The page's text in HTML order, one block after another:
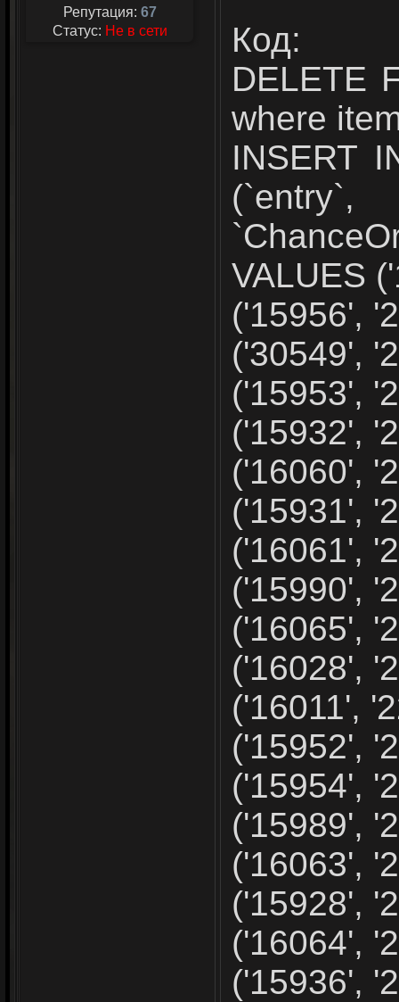
Репутация: 67
Статус: Не в сети
Код:
DELETE
where
INSERT
VALUES
('15956',
('30549',
('15953',
('15932',
('16060',
('15931',
('16061',
('15990',
('16065',
('16028',
('16011',
('15952',
('15954',
('15989',
('16063',
('15928',
('16064',
('15936',